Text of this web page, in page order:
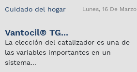
Cuidado del hogar Lunes, 16 De Marzo
Vantocil® TG...
La elección del catalizador es una de
las variables importantes en un
sistema...